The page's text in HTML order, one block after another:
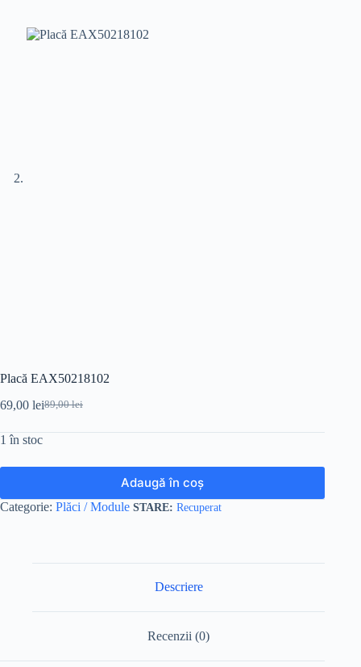
Placă EAX50218102
89,00lei
Prețul
a
89,00 lei.
69,00 leiPrețul
este:
1 în stoc
Adaugă în coș
Categorie: Plăci / Module Recuperat
Descriere
Recenzii (0)